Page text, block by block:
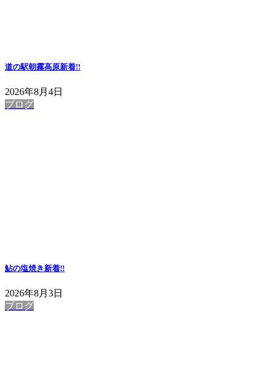
道の駅朝霧高原新着!!
2026年8月4日
ブログ
鮎の塩焼き新着!!
2026年8月3日
ブログ